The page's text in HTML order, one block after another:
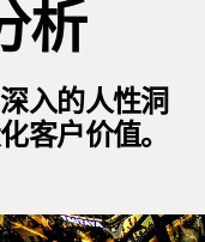
析
入的人性洞
客户价值。